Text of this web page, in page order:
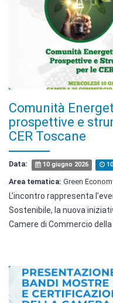
Comunità
prospettive e
CER Toscane
Data: 10 giugno 2026
Area tematica: Green
L’incontro rappresenta
Sostenibile, la nuova
Camere di Commercio